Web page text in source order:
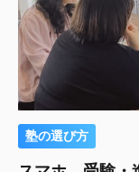
塾の選び方